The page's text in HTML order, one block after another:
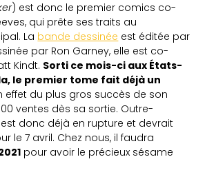
) est donc le premier comics co-
qui prête ses traits au
La bande dessinée est éditée par
par Ron Garney, elle est co-
Kindt. Sorti ce mois-ci aux États-
le premier tome fait déjà un
effet du plus gros succès de son
ventes dès sa sortie. Outre-
est donc déjà en rupture et devrait
le 7 avril. Chez nous, il faudra
pour avoir le précieux sésame